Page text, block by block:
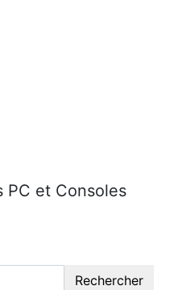
PC et Consoles
Rechercher